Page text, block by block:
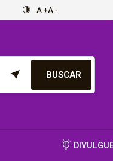
A +A -